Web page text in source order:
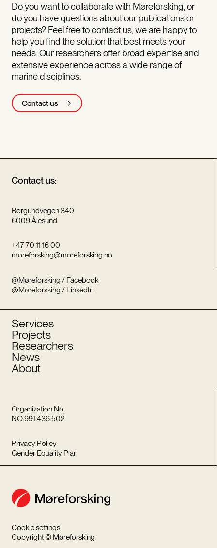
Do you want to collaborate with Møreforsking, or
do you have questions about our publications or
projects? Feel free to contact us, we are happy to
help you find the solution that best meets your
needs. Our researchers offer broad expertise and
extensive experience across a wide range of
marine disciplines.
Contact us
Contact us:
Borgundvegen 340
6009 Ålesund
+47 70 11 16 00
moreforsking@moreforsking.no
@Møreforsking / Facebook
@Møreforsking / LinkedIn
Organization No.
NO 991 436 502
Privacy Policy
Gender Equality Plan
Services
Projects
Researchers
News
About
Cookie settings
Copyright © Møreforsking